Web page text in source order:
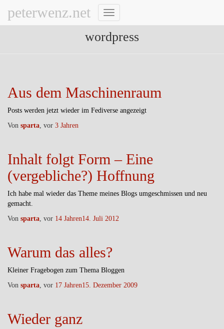
peterwenz.net
Navigation
umschalten
wordpress
Aus dem Maschinenraum
Posts werden jetzt wieder im Fediverse angezeigt
Von sparta, vor 3 Jahren
Inhalt folgt Form – Eine
(vergebliche?) Hoffnung
Ich habe mal wieder das Theme meines Blogs umgeschmissen und neu
gemacht.
Von sparta, vor 14 Jahren14. Juli 2012
Warum das alles?
Kleiner Fragebogen zum Thema Bloggen
Von sparta, vor 17 Jahren15. Dezember 2009
Wieder ganz